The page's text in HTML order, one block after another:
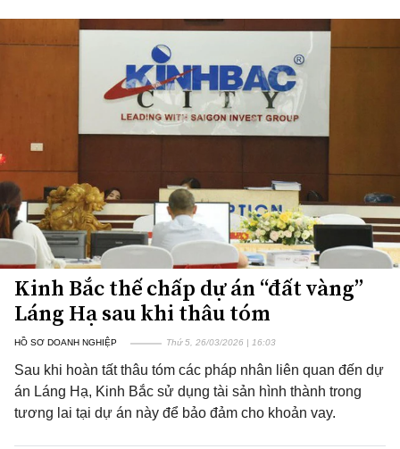
Kinh Bắc thế chấp dự án “đất vàng”
Láng Hạ sau khi thâu tóm
HỒ SƠ DOANH NGHIỆP Thứ 5, 26/03/2026 | 16:03
Sau khi hoàn tất thâu tóm các pháp nhân liên quan đến dự
án Láng Hạ, Kinh Bắc sử dụng tài sản hình thành trong
tương lai tại dự án này để bảo đảm cho khoản vay.